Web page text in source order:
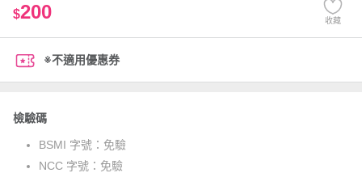
$200 收藏
※不適用優惠券
檢驗碼
BSMI 字號： 免驗
NCC 字號： 免驗